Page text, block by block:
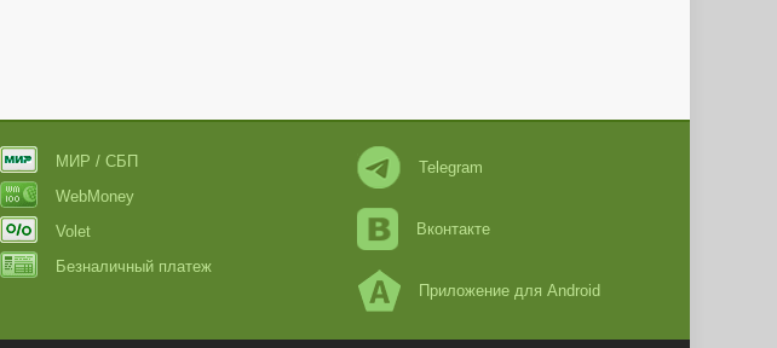
МИР / СБП
WebMoney
Volet
Безналичный платеж
Telegram
Вконтакте
Приложение для Android